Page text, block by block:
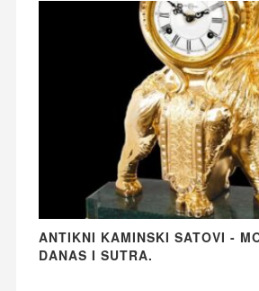
ANTIKNI KAMINSKI SATOVI -
DANAS I SUTRA.